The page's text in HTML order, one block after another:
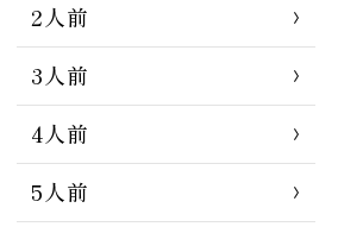
2人前
3人前
4人前
5人前